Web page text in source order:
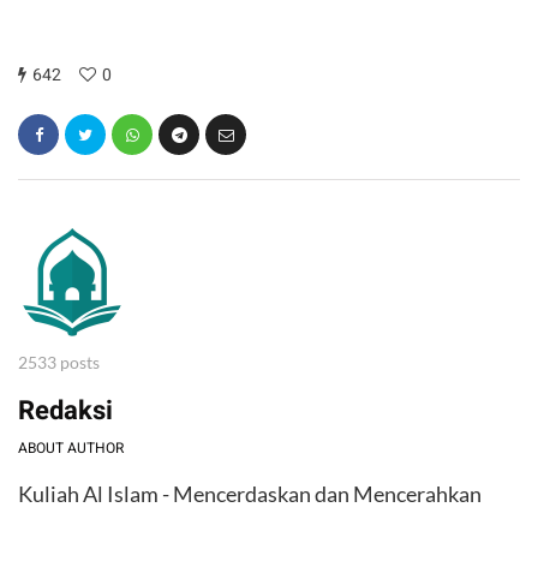
642 0
2533 posts
Redaksi
ABOUT AUTHOR
Kuliah Al Islam - Mencerdaskan dan Mencerahkan